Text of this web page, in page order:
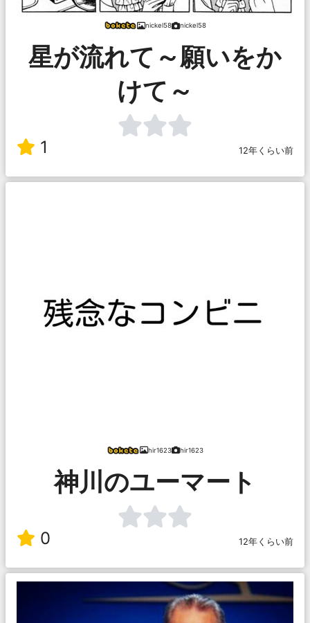
nickel58 nickel58
星が流れて～願いをか
けて～
1 12年くらい前
hir1623 hir1623
神川のユーマート
0 12年くらい前